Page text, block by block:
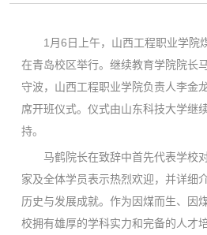
1月6日上午，山西工程职业学院
在青岛校区举行。继续教育学院院长
守波，山西工程职业学院负责人李金
席开班仪式。仪式由山东科技大学继
持。
马鹤院长在致辞中首先代表学校
家及全体学员表示热烈欢迎，并详细
历史与发展成就。作为因煤而生、因
校拥有雄厚的学科实力和完备的人才